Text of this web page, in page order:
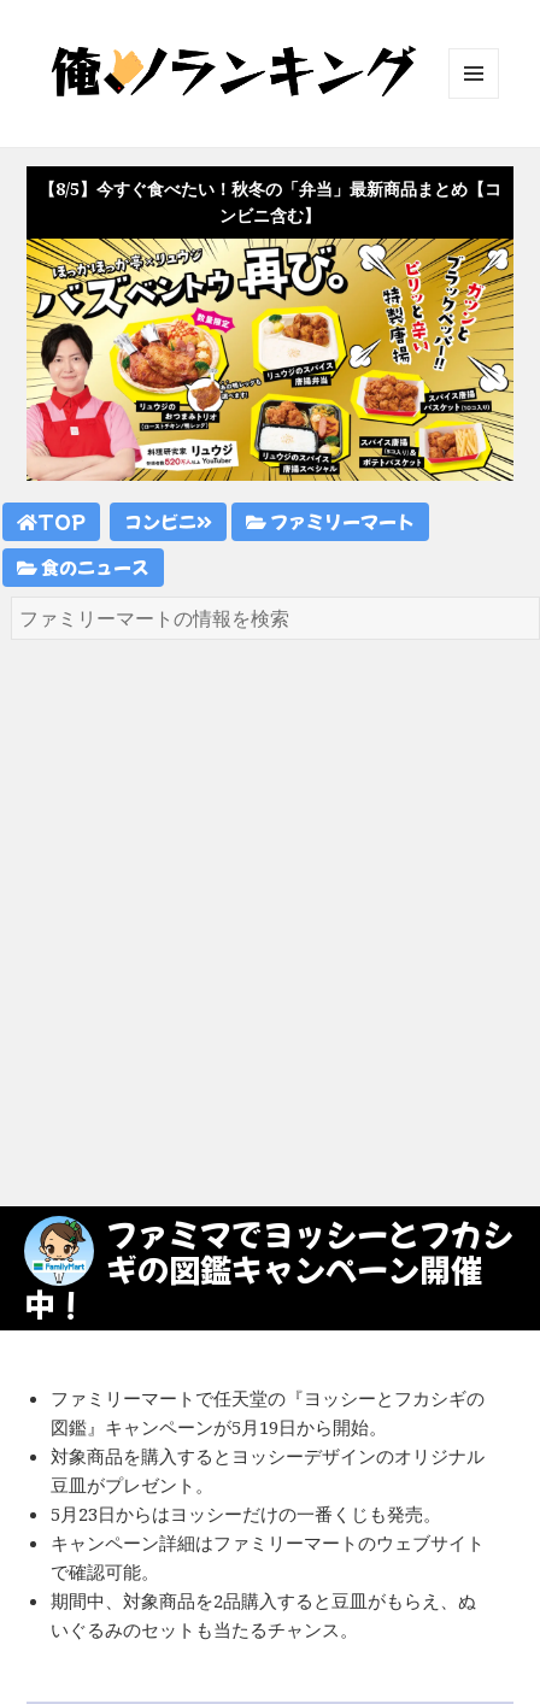
ット
【8/5】今すぐ食べたい！秋冬の「弁当」最新商品まとめ【コ
ンビニ含む】
TOP コンビニ
ファミリーマート
食のニュース
ファミマでヨッシーとフカシ
ギの図鑑キャンペーン開催
中！
ファミリーマートで任天堂の『ヨッシーとフカシギの
図鑑』キャンペーンが5月19日から開始。
対象商品を購入するとヨッシーデザインのオリジナル
豆皿がプレゼント。
5月23日からはヨッシーだけの一番くじも発売。
キャンペーン詳細はファミリーマートのウェブサイト
で確認可能。
期間中、対象商品を2品購入すると豆皿がもらえ、ぬ
いぐるみのセットも当たるチャンス。